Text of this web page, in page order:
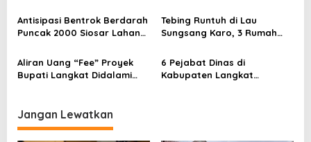
s
Antisipasi Bentrok Berdarah
Puncak 2000 Siosar Lahan
Tebing Runtuh di Lau
Sungsang Karo, 3 Rumah
Aliran Uang “Fee” Proyek
Bupati Langkat Didalami
6 Pejabat Dinas di
Kabupaten Langkat
Jangan Lewatkan